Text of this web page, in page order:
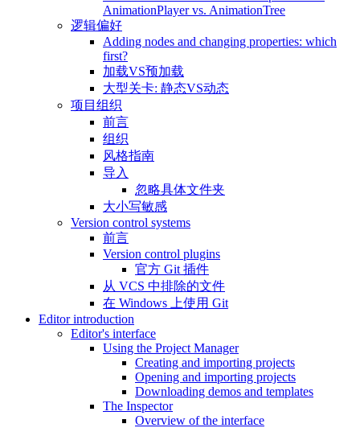
AnimationPlayer vs. AnimationTree
逻辑偏好
Adding nodes and changing properties: which
first?
加载VS预加载
大型关卡: 静态VS动态
项目组织
前言
组织
风格指南
导入
忽略具体文件夹
大小写敏感
Version control systems
前言
Version control plugins
官方 Git 插件
从 VCS 中排除的文件
在 Windows 上使用 Git
Editor introduction
Editor's interface
Using the Project Manager
Creating and importing projects
Opening and importing projects
Downloading demos and templates
The Inspector
Overview of the interface